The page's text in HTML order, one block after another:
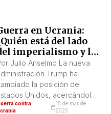
incluye, como punto
Putin para acordar los
a seguir hasta la firma
“la paz” y una tregua de
días […]
en Ucrania:
está del lado
imperialismo y la
Julio Anselmo La nueva
Trump ha
la posición de
Unidos, acercándolo
los intereses rusos en
contra
15 de mar de
2025